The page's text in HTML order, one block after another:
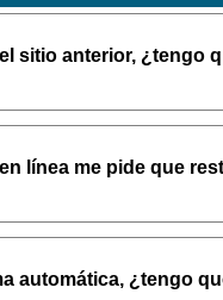
sitio anterior, ¿tengo
línea me pide que
automática, ¿tengo